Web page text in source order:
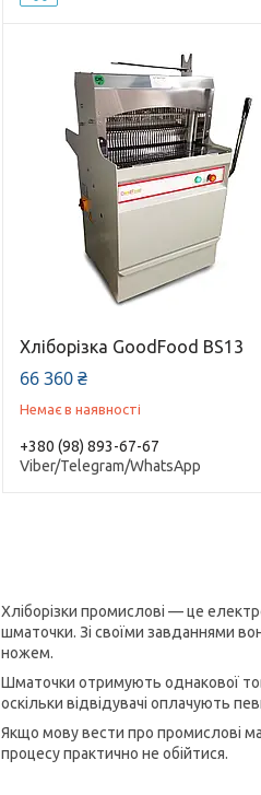
Хліборізка GoodFood BS13
66 360 ₴
Немає в наявності
+380 (98) 893-67-67
Viber/Telegram/WhatsApp
Хліборізки промислові — це
шматочки. Зі своїми завданнями
ножем.
Шматочки отримують однакової
оскільки відвідувачі оплачують
Якщо мову вести про промислові
процесу практично не обійтися.